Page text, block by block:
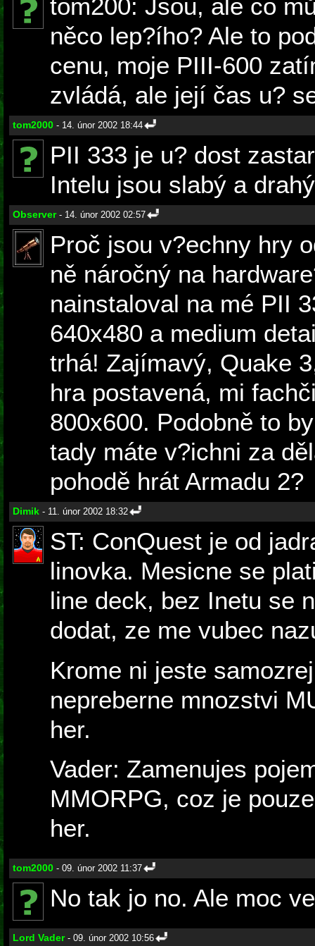
tom200: Jsou, ale co
něco lep?ího? Ale to
cenu, moje PIII-600
zvládá, ale její čas u?
tom2000 - 14. únor 2002 18:44
PII 333 je u? dost
Intelu jsou slabý a
Observer- 14. únor 2002 02:57
Proč jsou v?echny hry
ně náročný na
nainstaloval na mé PII
640x480 a medium
trhá! Zajímavý, Quake
hra postavená, mi
800x600. Podobně to
tady máte v?ichni za
pohodě hrát Armadu 2?
Dimik - 11. únor 2002 18:32
ST: ConQuest je od
linovka. Mesicne se
line deck, bez Inetu se
dodat, ze me vubec
Krome ni jeste
nepreberne mnozstvi
her.
Vader: Zamenujes
MMORPG, coz je
her.
tom2000 - 09. únor 2002 11:37
No tak jo no. Ale moc
Lord Vader- 09. únor 2002 10:56